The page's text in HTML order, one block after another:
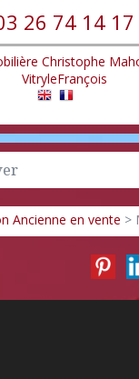
26 74 14 17
Ancienne en vente >